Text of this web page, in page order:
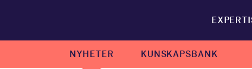
NYHETER KUNSKAPSBANK